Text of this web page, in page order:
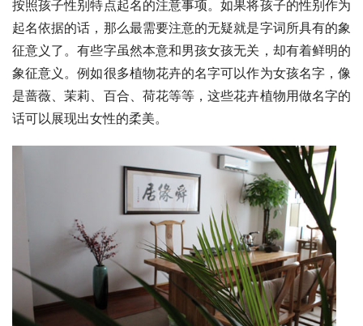
按照孩子性别特点起名的注意事项。如果将孩子的性别作为
起名依据的话，那么最需要注意的无疑就是字词所具有的象
征意义了。有些字虽然本意和男孩女孩无关，却有着鲜明的
象征意义。例如很多植物花卉的名字可以作为女孩名字，像
是蔷薇、茉莉、百合、荷花等等，这些花卉植物用做名字的
话可以展现出女性的柔美。